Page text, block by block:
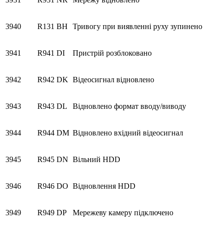
3940 R131 BH Тривогу при виявленні руху зупинено
3941 R941 DI Пристрій розблоковано
3942 R942 DK Відеосигнал відновлено
3943 R943 DL Відновлено формат вводу/виводу
3944 R944 DM Відновлено вхідний відеосигнал
3945 R945 DN Вільний HDD
3946 R946 DO Відновлення HDD
3949 R949 DP Мережеву камеру підключено